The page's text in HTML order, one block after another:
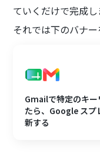
ていくだけで完成し
それでは下のバナ
Gmailで特定のキ
たら、Google スプ
新する